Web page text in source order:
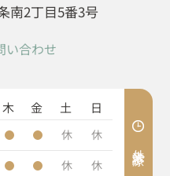
南2丁目5番3号
い合わせ
木 金 土 日
休 休
休 休